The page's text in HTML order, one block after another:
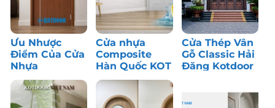
Ưu Nhược
Điểm Của Cửa
Nhựa
Composite: Có
Nên Dùng?
Cửa nhựa
Composite
Hàn Quốc KOT
– Bền màu,
chống nước
tốt
Cửa Thép Vân
Gỗ Classic Hải
Đăng Kotdoor